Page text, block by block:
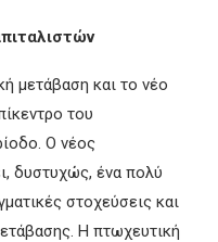
και το νέο
του
Ο νέος
δυστυχώς, ένα πολύ
στοχεύσεις και
Η πτωχευτική